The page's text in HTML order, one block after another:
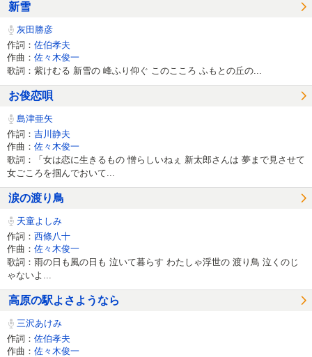
新雪
灰田勝彦
作詞： 佐伯孝夫
作曲： 佐々木俊一
歌詞：紫けむる 新雪の 峰ふり仰ぐ このこころ ふもとの丘の...
お俊恋唄
島津亜矢
作詞： 吉川静夫
作曲： 佐々木俊一
歌詞：「女は恋に生きるもの 憎らしいねぇ 新太郎さんは 夢まで見させて
女ごころを掴んでおいて...
涙の渡り鳥
天童よしみ
作詞： 西條八十
作曲： 佐々木俊一
歌詞：雨の日も風の日も 泣いて暮らす わたしゃ浮世の 渡り鳥 泣くのじ
ゃないよ...
高原の駅よさようなら
三沢あけみ
作詞： 佐伯孝夫
作曲： 佐々木俊一